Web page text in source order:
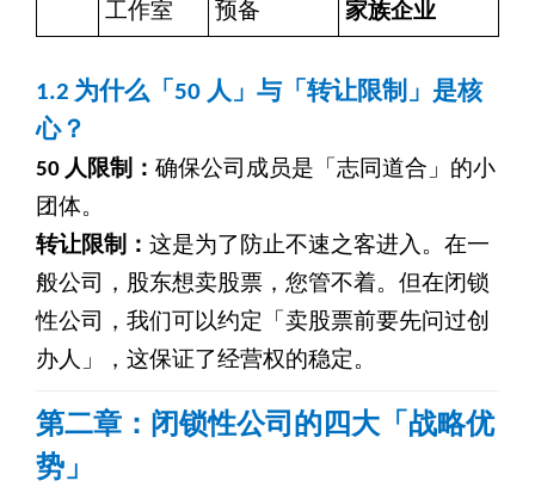
工作室
预备
家族企业
1.2 为什么「50 人」与「转让限制」是核
心？
50 人限制： 确保公司成员是「志同道合」的小
团体。
转让限制： 这是为了防止不速之客进入。在一
般公司，股东想卖股票，您管不着。但在闭锁
性公司，我们可以约定「卖股票前要先问过创
办人」，这保证了经营权的稳定。
第二章：闭锁性公司的四大「战略优
势」